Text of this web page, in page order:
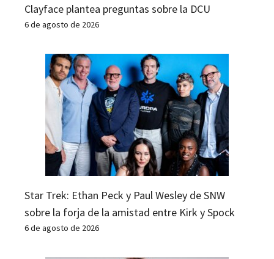
Clayface plantea preguntas sobre la DCU
6 de agosto de 2026
Star Trek: Ethan Peck y Paul Wesley de SNW
sobre la forja de la amistad entre Kirk y Spock
6 de agosto de 2026